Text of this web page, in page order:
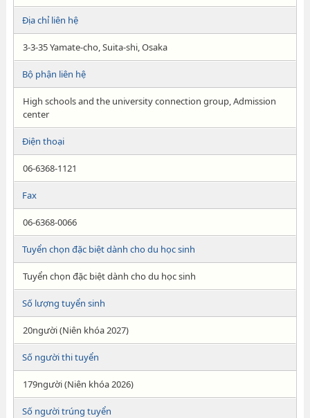
Địa chỉ liên hệ
3-3-35 Yamate-cho, Suita-shi, Osaka
Bộ phận liên hệ
High schools and the university connection group, Admission
center
Điện thoại
06-6368-1121
Fax
06-6368-0066
Tuyển chọn đặc biệt dành cho du học sinh
Tuyển chọn đặc biệt dành cho du học sinh
Số lượng tuyển sinh
20người (Niên khóa 2027)
Số người thi tuyển
179người (Niên khóa 2026)
Số người trúng tuyển